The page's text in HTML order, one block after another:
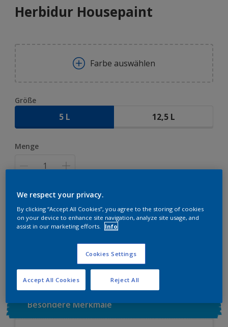
Herbidur Housepaint
Farbe auswählen
Größe
5 L 12,5 L
Menge
ZUR EINKAUFSLISTE HINZUFÜGEN
Zu Projekt hinzufügen EINEN HÄNDLER FINDEN
Besondere Merkmale
We respect your privacy.
By clicking “Accept All Cookies”, you agree to the storing of cookies
on your device to enhance site navigation, analyze site usage, and
assist in our marketing efforts.
Info
Cookies Settings
Reject All
Accept All Cookies